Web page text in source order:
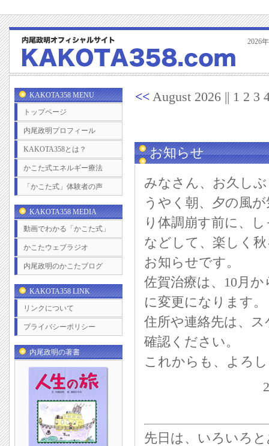
2026
<<August 2026 || 1 2 3
お知らせ
みなさん、お久し
うやく朝、夕の風
り体調崩す前に、
などして、楽しく
お知らせです。
佐賀治療は、10月
に変更になります。
住所や連絡先は、
確認ください。
これからも、よろ
先日は、いろいろ
KAKOTA358 MENU
トップページ
内尾政明プロフィール
KAKOTA358とは？
かこた式エネルギー療法
「かこた式」体験者の声
KAKOTA358 MEDIA
動画でわかる「かこた式」
かこたウェブラジオ
内尾政明のかこたブログ
KAKOTA358 LINK
リンクについて
プライバシーポリシー
内尾政明の著書